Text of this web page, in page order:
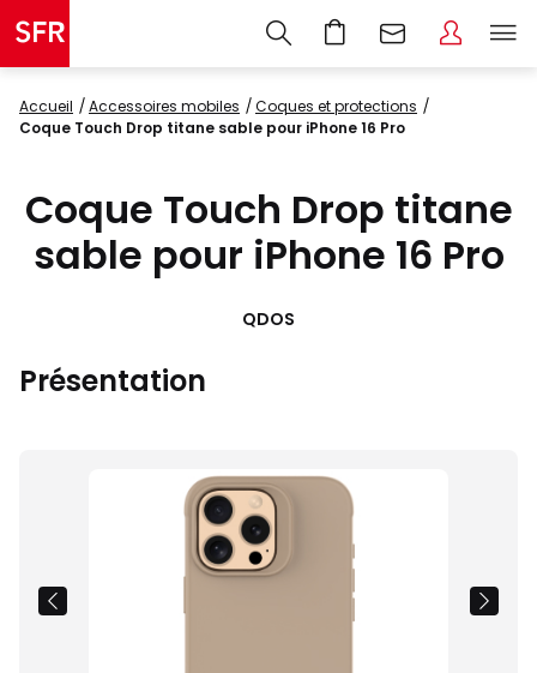
Accueil accessoires mobiles
coques et protections
Coque Touch Drop titane sable pour iPhone 16 Pro
Coque Touch Drop titane
sable pour iPhone 16 Pro
QDOS
Présentation
Images
du
produit